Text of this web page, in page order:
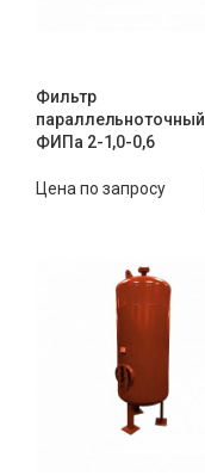
Фильтр
параллельноточный
ФИПа 2-1,0-0,6
Цена по запросу